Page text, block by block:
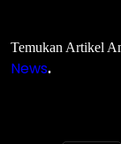
Temukan Artikel
News.